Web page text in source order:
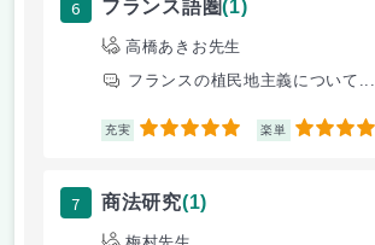
6 フランス語圏(1)
高橋あきお先生
フランスの植民地主義について...
充実 5 楽単 5
7 商法研究(1)